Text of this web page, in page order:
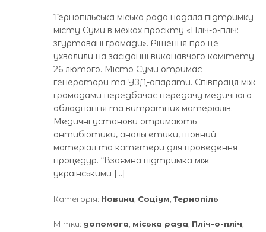
Тернопільська міська рада надала підтримку
місту Суми в межах проєкту «Пліч-о-пліч:
згуртовані громади». Рішення про це
ухвалили на засіданні виконавчого комітету
26 лютого. Місто Суми отримає
генератори та УЗД-апарати. Співпраця між
громадами передбачає передачу медичного
обладнання та витратних матеріалів.
Медичні установи отримають
антибіотики, анальгетики, шовний
матеріал та катетери для проведення
процедур. “Взаємна підтримка між
українськими […]
Категорія: Новини Соціум Тернопіль
Мітки: допомога міська рада Пліч-о-пліч